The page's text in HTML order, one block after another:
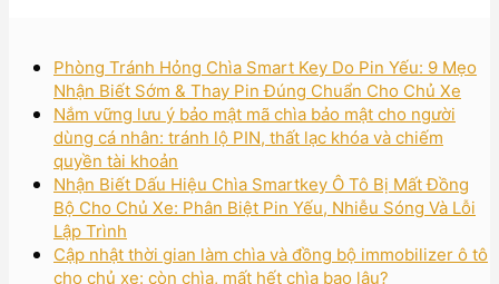
Phòng Tránh Hỏng Chìa Smart Key Do Pin Yếu: 9 Mẹo
Nhận Biết Sớm & Thay Pin Đúng Chuẩn Cho Chủ Xe
Nắm vững lưu ý bảo mật mã chìa bảo mật cho người
dùng cá nhân: tránh lộ PIN, thất lạc khóa và chiếm
quyền tài khoản
Nhận Biết Dấu Hiệu Chìa Smartkey Ô Tô Bị Mất Đồng
Bộ Cho Chủ Xe: Phân Biệt Pin Yếu, Nhiễu Sóng Và Lỗi
Lập Trình
Cập nhật thời gian làm chìa và đồng bộ immobilizer ô tô
cho chủ xe: còn chìa, mất hết chìa bao lâu?